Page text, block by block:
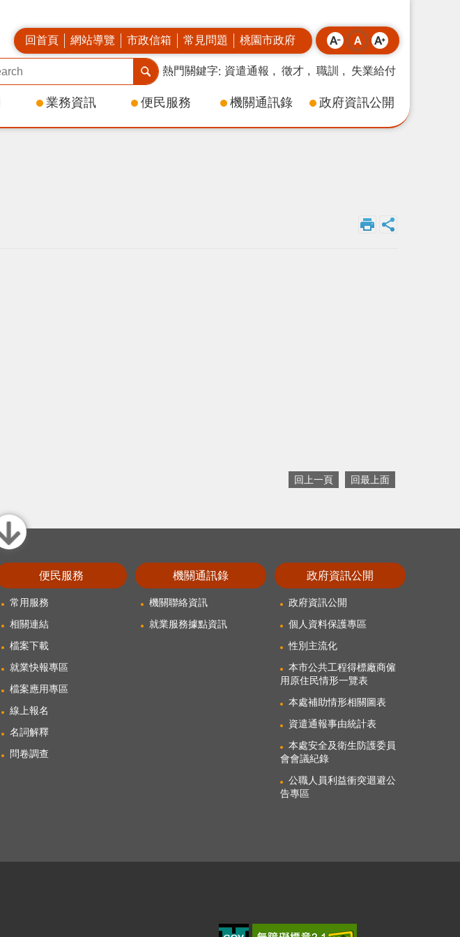
回首頁 網站導覽 市政信箱 常見問題 桃園市政府
熱門關鍵字 資遣通報 徵才 職訓 失業給付
業務資訊 便民服務 機關通訊錄 政府資訊公開
回上一頁 回最上面
便民服務
常用服務
相關連結
檔案下載
就業快報專區
檔案應用專區
線上報名
名詞解釋
問卷調查
機關通訊錄
機關聯絡資訊
就業服務據點資訊
政府資訊公開
政府資訊公開
個人資料保護專區
性別主流化
本市公共工程得標廠商僱
用原住民情形一覽表
本處補助情形相關圖表
資遣通報事由統計表
本處安全及衛生防護委員
會會議紀錄
公職人員利益衝突迴避公
告專區